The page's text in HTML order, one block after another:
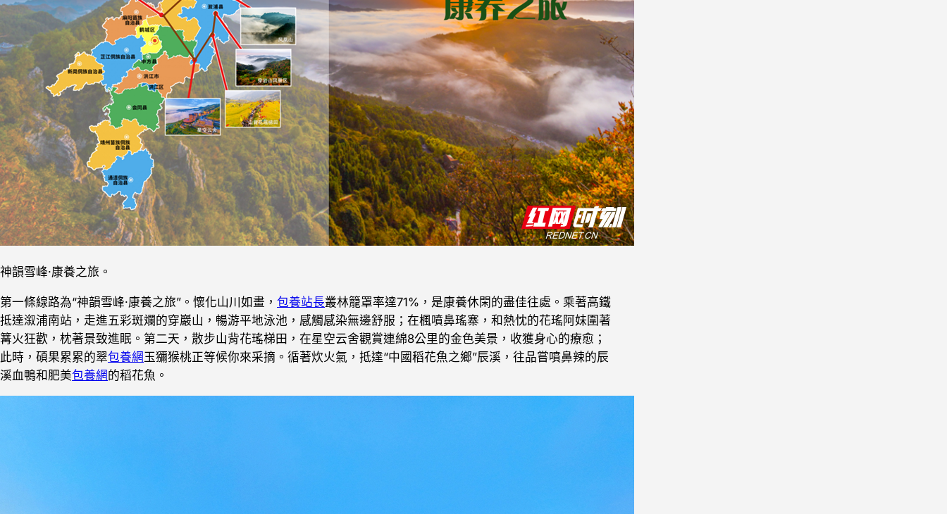
神韻雪峰·康養之旅。
第一條線路為“神韻雪峰·康養之旅”。懷化山川如畫， 包養站長叢林籠罩率達71%，是康養休閑的盡佳往處。乘著高鐵
抵達溆浦南站，走進五彩斑斕的穿巖山，暢游平地泳池，感觸感染無邊舒服；在楓噴鼻瑤寨，和熱忱的花瑤阿妹圍著
篝火狂歡，枕著景致進眠。第二天，散步山背花瑤梯田，在星空云舍觀賞連綿8公里的金色美景，收獲身心的療愈；
此時，碩果累累的翠包養網玉獼猴桃正等候你來采摘。循著炊火氣，抵達“中國稻花魚之鄉”辰溪，往品嘗噴鼻辣的辰
溪血鴨和肥美包養網的稻花魚。